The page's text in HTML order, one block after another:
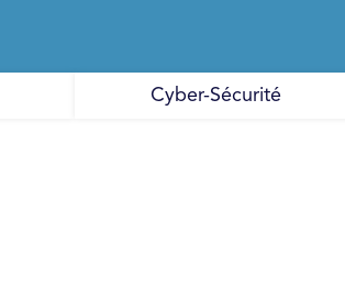
Cyber-Sécurité